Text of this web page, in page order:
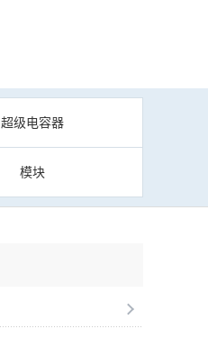
超级电容器
模块